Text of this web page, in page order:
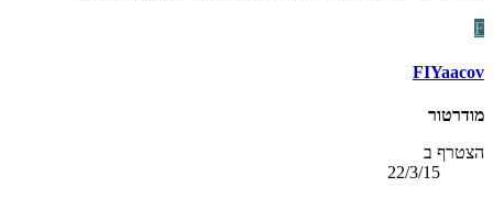
F
FIYaacov
מודרטור
הצטרף ב
22/3/15